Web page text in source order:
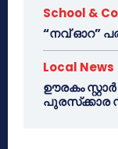
School &
“നവ് ഓറ”
Local News
ഊരകം
പുരസ്‌ക്കാര